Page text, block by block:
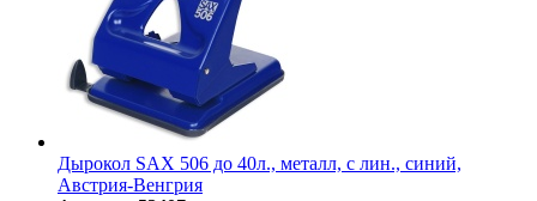
Дырокол SAX 506 до 40л., металл, с лин., синий,
Австрия-Венгрия